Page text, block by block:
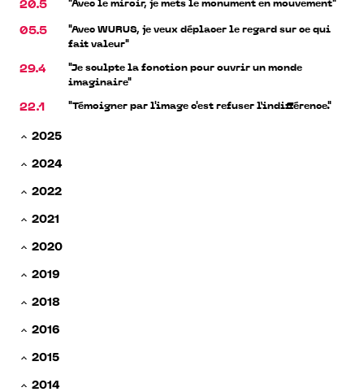
20.5 "Avec le miroir, je mets le monument en mouvement"
05.5
"Avec WURUS, je veux déplacer le regard sur ce qui
fait valeur"
29.4
"Je sculpte la fonction pour ouvrir un monde
imaginaire"
22.1 "Témoigner par l'image c'est refuser l’indifférence."
2025
2024
2022
2021
2020
2019
2018
2016
2015
2014